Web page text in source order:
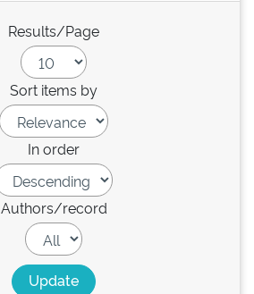
Results/Page
Sort items by
In order
Authors/record